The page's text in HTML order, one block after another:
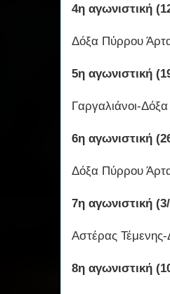
4η αγωνιστική
Δόξα Πύρρου
5η αγωνιστική
Γαργαλιάνοι-
6η αγωνιστική
Δόξα Πύρρου
7η αγωνιστική
Αστέρας
8η αγωνιστική